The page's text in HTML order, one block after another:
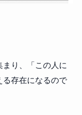
り、「この人に
る存在になるので